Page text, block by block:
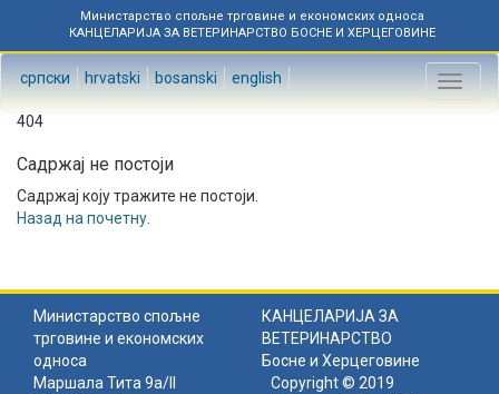
Министарство спољне трговине и економских односа
КАНЦЕЛАРИЈА ЗА ВЕТЕРИНАРСТВО БОСНЕ И ХЕРЦЕГОВИНЕ
српски hrvatski bosanski english
Toggle
404
Садржај не постоји
Садржај коју тражите не постоји.
Назад на почетну
Министарство спољне
трговине и економских
односа
КАНЦЕЛАРИЈА ЗА
ВЕТЕРИНАРСТВО
Босне и Херцеговине
Маршала Тита 9а/II
Copyright © 2019